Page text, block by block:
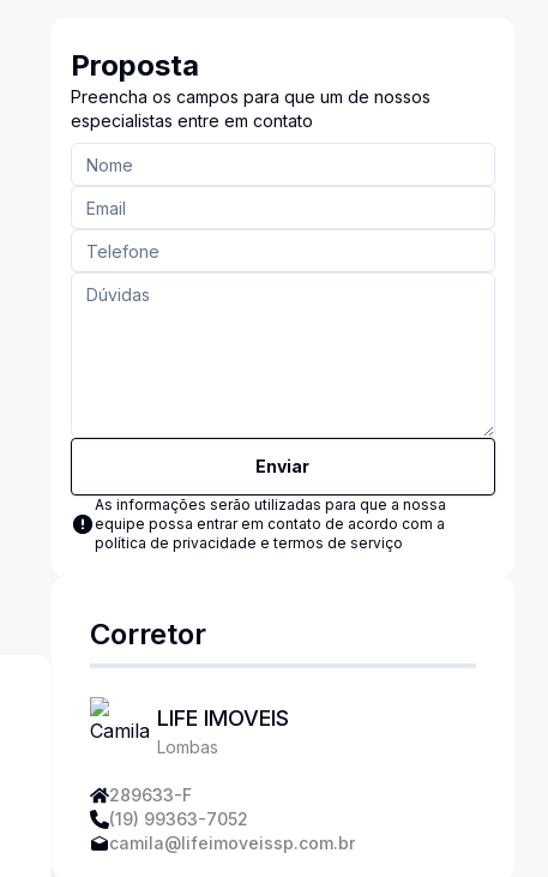
Proposta
Preencha os campos para que um de nossos
especialistas entre em contato
Enviar
As informações serão utilizadas para que a nossa
equipe possa entrar em contato de acordo com a
política de privacidade e termos de serviço
Corretor
LIFE IMOVEIS
Lombas
289633-F
(19) 99363-7052
camila@lifeimoveissp.com.br